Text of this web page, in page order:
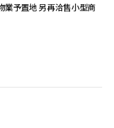
業予置地 另再洽售小型商